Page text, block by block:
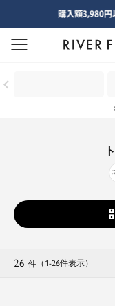
menu
26 件 （1-26件表示）